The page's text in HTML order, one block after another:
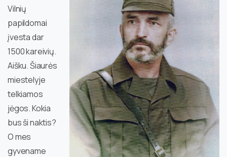
Vilnių
papildomai
įvesta dar
1500 kareivių.
Aišku. Šiaurės
miestelyje
telkiamos
jėgos. Kokia
bus ši naktis?
O mes
gyvename